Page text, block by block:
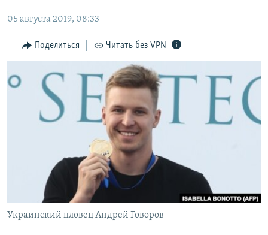
Вернутся
поиску
ИНТЕРАКТИВ
ИНФОГРАФИКА
ТЕЛЕПРОЕКТ КРЫМ.РЕАЛИИ
СОВЕТЫ ПРАВОЗАЩИТНИКОВ
ПРОПАВШИЕ БЕЗ ВЕСТИ
ПОБЕДИТЕЛЕЙ НЕ СУДЯТ?
КРЫМ.НЕПОКОРЕННЫЙ
УКРАИНСКАЯ ПРОБЛЕМА КРЫМА
РАДІО СВОБОДА
КАК ОБОЙТИ БЛОКИРОВКУ
Українською
Qırımtatar
Все сайты RFE/RL
05 августа 2019, 08:33
Поделиться Читать без VPN
Украинский пловец Андрей Говоров